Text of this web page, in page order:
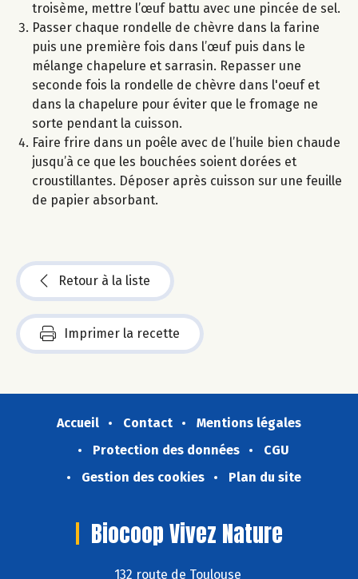
troisème, mettre l’œuf battu avec une pincée de sel.
Passer chaque rondelle de chèvre dans la farine
puis une première fois dans l’œuf puis dans le
mélange chapelure et sarrasin. Repasser une
seconde fois la rondelle de chèvre dans l'oeuf et
dans la chapelure pour éviter que le fromage ne
sorte pendant la cuisson.
Faire frire dans un poêle avec de l’huile bien chaude
jusqu’à ce que les bouchées soient dorées et
croustillantes. Déposer après cuisson sur une feuille
de papier absorbant.
Retour à la liste
Imprimer la recette
Accueil Contact
Mentions légales
Protection des données
CGU
Gestion des cookies
Plan du site
Biocoop Vivez Nature
132 route de Toulouse